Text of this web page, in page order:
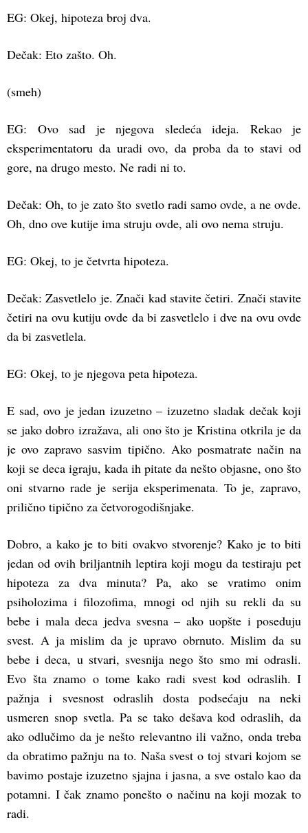
EG: Okej, hipoteza broj dva.
Dečak: Eto zašto. Oh.
(smeh)
EG: Ovo sad je njegova sledeća ideja. Rekao je
eksperimentatoru da uradi ovo, da proba da to stavi od
gore, na drugo mesto. Ne radi ni to.
Dečak: Oh, to je zato što svetlo radi samo ovde, a ne ovde.
Oh, dno ove kutije ima struju ovde, ali ovo nema struju.
EG: Okej, to je četvrta hipoteza.
Dečak: Zasvetlelo je. Znači kad stavite četiri. Znači stavite
četiri na ovu kutiju ovde da bi zasvetlelo i dve na ovu ovde
da bi zasvetlela.
EG: Okej, to je njegova peta hipoteza.
E sad, ovo je jedan izuzetno – izuzetno sladak dečak koji
se jako dobro izražava, ali ono što je Kristina otkrila je da
je ovo zapravo sasvim tipično. Ako posmatrate način na
koji se deca igraju, kada ih pitate da nešto objasne, ono što
oni stvarno rade je serija eksperimenata. To je, zapravo,
prilično tipično za četvorogodišnjake.
Dobro, a kako je to biti ovakvo stvorenje? Kako je to biti
jedan od ovih briljantnih leptira koji mogu da testiraju pet
hipoteza za dva minuta? Pa, ako se vratimo onim
psiholozima i filozofima, mnogi od njih su rekli da su
bebe i mala deca jedva svesna – ako uopšte i poseduju
svest. A ja mislim da je upravo obrnuto. Mislim da su
bebe i deca, u stvari, svesnija nego što smo mi odrasli.
Evo šta znamo o tome kako radi svest kod odraslih. I
pažnja i svesnost odraslih dosta podsećaju na neki
usmeren snop svetla. Pa se tako dešava kod odraslih, da
ako odlučimo da je nešto relevantno ili važno, onda treba
da obratimo pažnju na to. Naša svest o toj stvari kojom se
bavimo postaje izuzetno sjajna i jasna, a sve ostalo kao da
potamni. I čak znamo ponešto o načinu na koji mozak to
radi.